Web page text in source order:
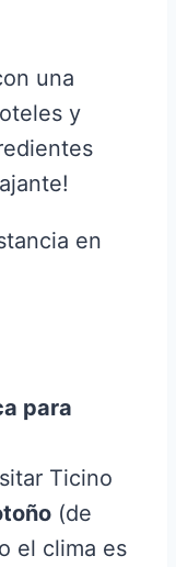
una
y
en
para
Ticino
(de
el clima es